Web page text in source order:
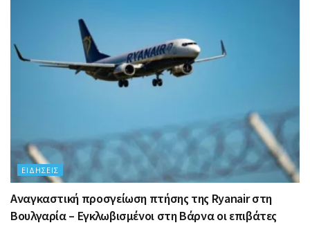
ΕΙΔΉΣΕΙΣ
Αναγκαστική προσγείωση πτήσης της Ryanair στη
Βουλγαρία – Εγκλωβισμένοι στη Βάρνα οι επιβάτες